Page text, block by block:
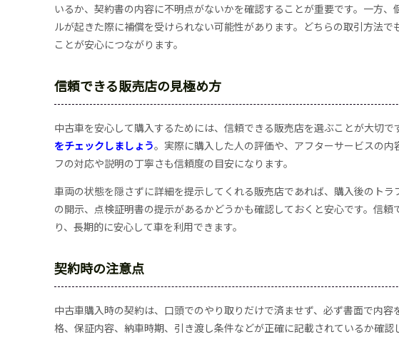
いるか、契約書の内容に不明点がないかを確認することが重要です。一方
ルが起きた際に補償を受けられない可能性があります。どちらの取引方法
ことが安心につながります。
信頼できる販売店の見極め方
中古車を安心して購入するためには、信頼できる販売店を選ぶことが大切で
をチェックしましょう。実際に購入した人の評価や、アフターサービスの
フの対応や説明の丁寧さも信頼度の目安になります。
車両の状態を隠さずに詳細を提示してくれる販売店であれば、購入後のト
の開示、点検証明書の提示があるかどうかも確認しておくと安心です。信
り、長期的に安心して車を利用できます。
契約時の注意点
中古車購入時の契約は、口頭でのやり取りだけで済ませず、必ず書面で内
格、保証内容、納車時期、引き渡し条件などが正確に記載されているか確